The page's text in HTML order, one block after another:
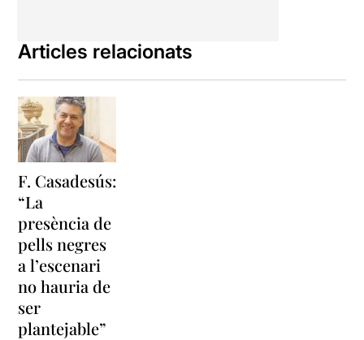
Articles relacionats
F. Casadesús:
“La
presència de
pells negres
a l’escenari
no hauria de
ser
plantejable”